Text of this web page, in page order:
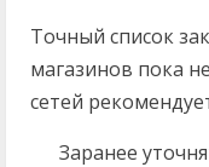
Точный список
магазинов пока
сетей
Заранее